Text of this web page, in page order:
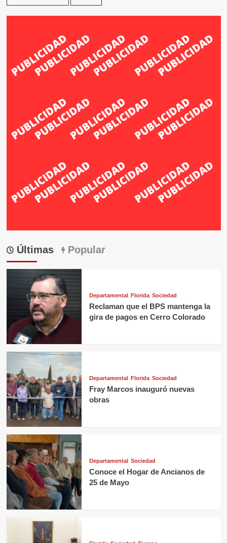
Últimas Popular
Departamental Florida Sociedad
Reclaman que el BPS mantenga la
gira de pagos en Cerro Colorado
Departamental Florida Sociedad
Fray Marcos inauguró nuevas
obras
Departamental Sociedad
Conoce el Hogar de Ancianos de
25 de Mayo